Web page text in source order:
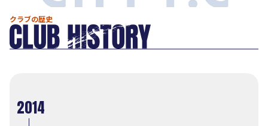
クラブの歴史
2014